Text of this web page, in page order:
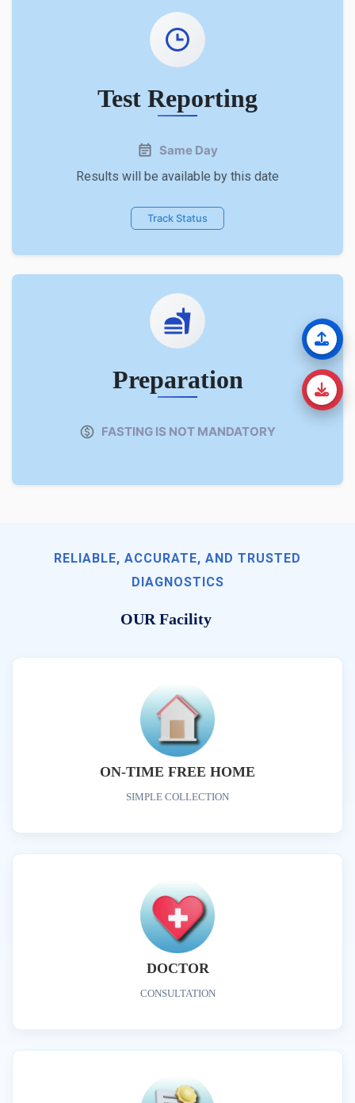
Test Reporting
Same Day
Results will be available by this date
Track Status
Preparation
FASTING IS NOT MANDATORY
RELIABLE, ACCURATE, AND TRUSTED
DIAGNOSTICS
OUR Facility
ON-TIME FREE HOME
SIMPLE COLLECTION
DOCTOR
CONSULTATION